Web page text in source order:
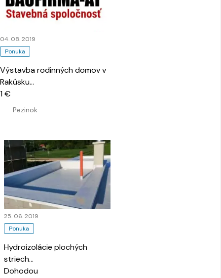
Ponuka
04. 08. 2019
Výstavba rodinných domov v
Rakúsku…
Pezinok
1 €
Ponuka
25. 06. 2019
Hydroizolácie plochých
striech…
Dohodou